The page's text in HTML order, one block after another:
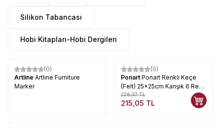
Silikon Tabancası
Hobi Kitapları-Hobi Dergileri
(0)
Artline Artline Furniture
Marker
%5
(0)
Ponart Ponart Renkli Keçe
(Felt) 25x25cm Karışık 6 Renk
Kod: PFS-01
226,37TL
215,05 TL